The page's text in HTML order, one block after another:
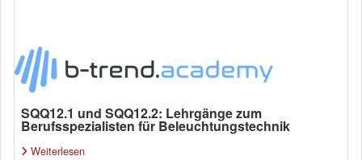
SQQ12.1 und SQQ12.2: Lehrgänge zum
Berufsspezialisten für Beleuchtungstechnik
Weiterlesen